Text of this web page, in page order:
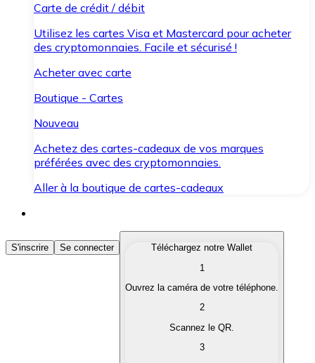
Carte de crédit / débit
Utilisez les cartes Visa et Mastercard pour acheter
des cryptomonnaies. Facile et sécurisé !
Acheter avec carte
Boutique - Cartes
Nouveau
Achetez des cartes-cadeaux de vos marques
préférées avec des cryptomonnaies.
Aller à la boutique de cartes-cadeaux
Acheter des Cryptomonnaies
Achetez les cryptomonnaies qui vous intéressent
Convertissez vos cryptomonnaies en monnaie
S'inscrire Se connecter
Téléchargez notre Wallet
1
Ouvrez la caméra de votre téléphone.
2
Scannez le QR.
3